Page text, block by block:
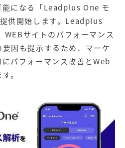
【歯科業界向け】新規集患
Web広告パッケージ
サイトアクセス増加パッケー
ジ
能になる「Leadplus One モ
供開始します。Leadplus
サイトのパフォーマンス
因も提示するため、マーケ
パフォーマンス改善とWeb
。